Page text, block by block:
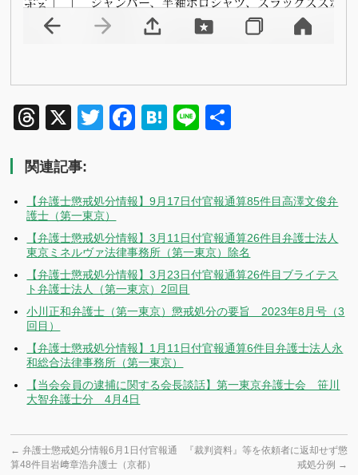
Threads
X TwitterFacebook
Hatena
Line
関連記事:
【弁護士懲戒処分情報】9月17日付官報通算85件目高澤文俊弁
護士（第一東京）
【弁護士懲戒処分情報】3月11日付官報通算26件目弁護士法人
東京ミネルヴァ法律事務所（第一東京）除名
【弁護士懲戒処分情報】3月23日付官報通算26件目ブライテス
ト弁護士法人（第一東京）2回目
小川正和弁護士（第一東京）懲戒処分の要旨 2023年8月号（3
回目）
【弁護士懲戒処分情報】1月11日付官報通算6件目弁護士法人永
和総合法律事務所（第一東京）
【当会会員の逮捕に関する会長談話】第一東京弁護士会 笹川
大智弁護士分 4月4日
← 弁護士懲戒処分情報6月1日付官報通
算48件目岩﨑章浩弁護士（京都）
『裁判資料』等を依頼者に返却せず懲
戒処分例 →